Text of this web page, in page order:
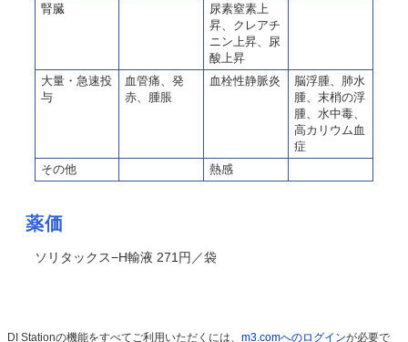
腎臓
尿素窒素上
昇、クレアチ
ニン上昇、尿
酸上昇
大量・急速投
与
血管痛、発
赤、腫脹
血栓性静脈炎
脳浮腫、肺水
腫、末梢の浮
腫、水中毒、
高カリウム血
症
その他
熱感
薬価
ソリタックス−H輸液 271円／袋
DI Stationの機能をすべてご利用いただくには、 m3.comへのログインが必要で